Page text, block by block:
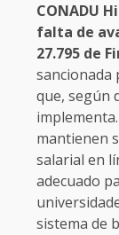
CONADU
falta de
27.795 de
sancionada
que, según
mantienen
salarial en
adecuado
sistema de